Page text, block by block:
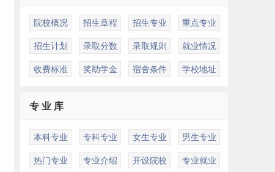
院校概况 招生章程 招生专业 重点专业
招生计划 录取分数 录取规则 就业情况
收费标准 奖助学金 宿舍条件 学校地址
专 业 库
本科专业 专科专业 女生专业 男生专业
热门专业 专业介绍 开设院校 专业就业